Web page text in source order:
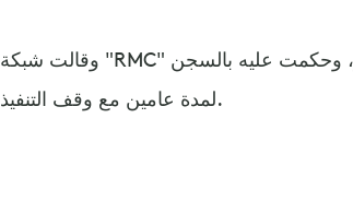
وقالت شبكة "RMC" سبورت الفرنسية، إن محكمة نيس أدانت ابن يدر، وحكمت عليه بالسجن
لمدة عامين مع وقف التنفيذ.